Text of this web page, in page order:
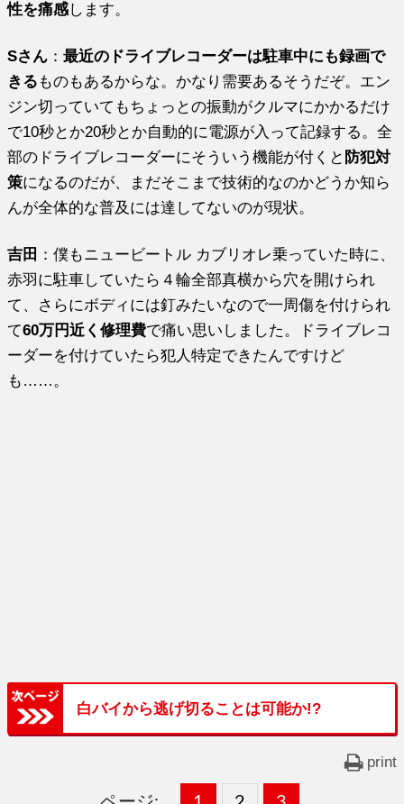
性を痛感します。
Sさん ：最近のドライブレコーダーは駐車中にも録画で
きる ものもあるからな。かなり需要あるそうだぞ。エン
ジン切っていてもちょっとの振動がクルマにかかるだけ
で10秒とか20秒とか自動的に電源が入って記録する。全
部のドライブレコーダーにそういう機能が付くと 防犯対
策になるのだが、まだそこまで技術的なのかどうか知ら
んが全体的な普及には達してないのが現状。
吉田 ：僕もニュービートル カブリオレ乗っていた時に、
赤羽に駐車していたら４輪全部真横から穴を開けられ
て、さらにボディには釘みたいなので一周傷を付けられ
て60万円近く修理費で痛い思いしました。ドライブレコ
ーダーを付けていたら犯人特定できたんですけど
も……。
白バイから逃げ切ることは可能か!?
print